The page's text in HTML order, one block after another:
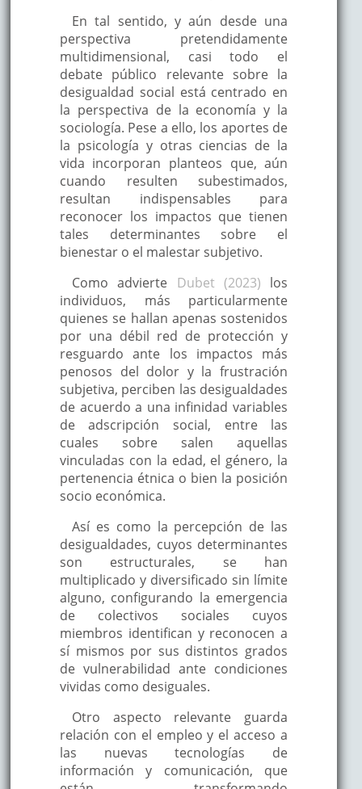
En tal sentido, y aún desde una
perspectiva pretendidamente
multidimensional, casi todo el
debate público relevante sobre la
desigualdad social está centrado en
la perspectiva de la economía y la
sociología. Pese a ello, los aportes de
la psicología y otras ciencias de la
vida incorporan planteos que, aún
cuando resulten subestimados,
resultan indispensables para
reconocer los impactos que tienen
tales determinantes sobre el
bienestar o el malestar subjetivo.
Como advierte Dubet (2023) los
individuos, más particularmente
quienes se hallan apenas sostenidos
por una débil red de protección y
resguardo ante los impactos más
penosos del dolor y la frustración
subjetiva, perciben las desigualdades
de acuerdo a una infinidad variables
de adscripción social, entre las
cuales sobre salen aquellas
vinculadas con la edad, el género, la
pertenencia étnica o bien la posición
socio económica.
Así es como la percepción de las
desigualdades, cuyos determinantes
son estructurales, se han
multiplicado y diversificado sin límite
alguno, configurando la emergencia
de colectivos sociales cuyos
miembros identifican y reconocen a
sí mismos por sus distintos grados
de vulnerabilidad ante condiciones
vividas como desiguales.
Otro aspecto relevante guarda
relación con el empleo y el acceso a
las nuevas tecnologías de
información y comunicación, que